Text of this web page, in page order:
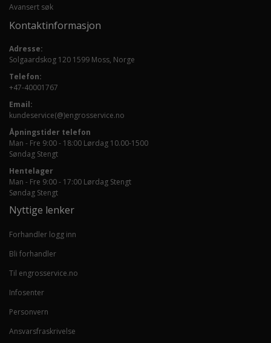
Avansert søk
Kontaktinformasjon
Adresse:
Solgaardskog 120 1599 Moss, Norge
Telefon:
+47-40001767
Email:
kundeservice(@)engrosservice.no
Åpningstider telefon
Man - Fre 9:00 - 18:00 Lørdag 10.00-1500
Søndag Stengt
Hentelager
Man - Fre 9:00 - 17:00 Lørdag Stengt
Søndag Stengt
Nyttige lenker
Forhandler logg inn
Bli forhandler
Til engrosservice.no
Infosenter
Personvern
Ansvarsfraskrivelse